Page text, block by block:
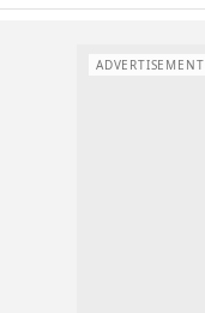
ADVERTISEMENT